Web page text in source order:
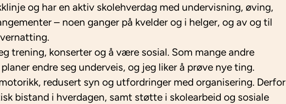
og har en aktiv skolehverdag med undervisning, øving,
– noen ganger på kvelder og i helger, og av og til
trening, konserter og å være sosial. Som mange andre
endre seg underveis, og jeg liker å prøve nye ting.
redusert syn og utfordringer med organisering. Derfor
bistand i hverdagen, samt støtte i skolearbeid og sosiale